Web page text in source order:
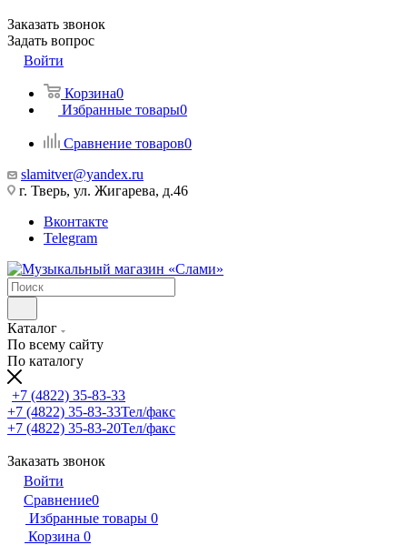
Заказать звонок
Задать вопрос
Войти
Корзина0
Избранные товары0
Сравнение товаров0
slamitver@yandex.ru
г. Тверь, ул. Жигарева, д.46
Вконтакте
Telegram
Каталог
По всему сайту
По каталогу
+7 (4822) 35-83-33
+7 (4822) 35-83-33Тел/факс
+7 (4822) 35-83-20Тел/факс
Заказать звонок
Войти
Сравнение0
Избранные товары 0
Корзина 0